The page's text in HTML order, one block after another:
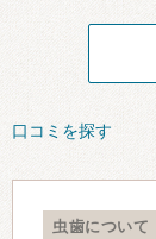
口コミを探す
虫歯について